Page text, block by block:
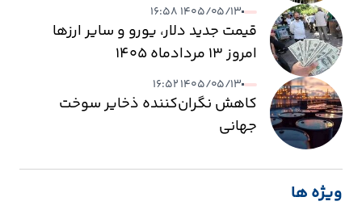
۱۴۰۵/۰۵/۱۳ ۱۶:۵۸
قیمت جدید دلار، یورو و سایر ارزها
امروز ۱۳ مردادماه ۱۴۰۵
۱۴۰۵/۰۵/۱۳ ۱۶:۵۲
کاهش نگران‌کننده ذخایر سوخت
جهانی
ویژه ها